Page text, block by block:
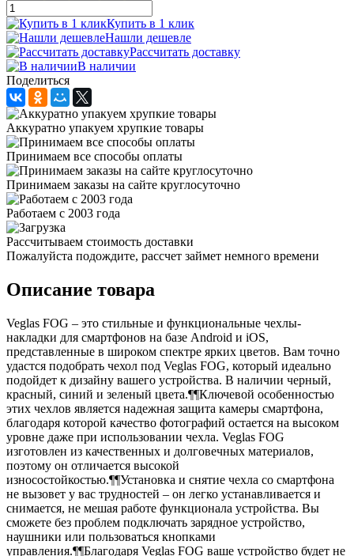
Купить в 1 клик
Нашли дешевле
Рассчитать доставку
В наличии
Поделиться
Аккуратно упакуем хрупкие товары
Принимаем все способы оплаты
Принимаем заказы на сайте круглосуточно
Работаем с 2003 года
Рассчитываем стоимость доставки
Пожалуйста подождите, рассчет займет немного времени
Описание товара
Veglas FOG – это стильные и функциональные чехлы-
накладки для смартфонов на базе Android и iOS,
представленные в широком спектре ярких цветов. Вам точно
удастся подобрать чехол под Veglas FOG, который идеально
подойдет к дизайну вашего устройства. В наличии черный,
красный, синий и зеленый цвета.¶¶Ключевой особенностью
этих чехлов является надежная защита камеры смартфона,
благодаря которой качество фотографий остается на высоком
уровне даже при использовании чехла. Veglas FOG
изготовлен из качественных и долговечных материалов,
поэтому он отличается высокой
износостойкостью.¶¶Установка и снятие чехла со смартфона
не вызовет у вас трудностей – он легко устанавливается и
снимается, не мешая работе функционала устройства. Вы
сможете без проблем подключать зарядное устройство,
наушники или пользоваться кнопками
управления.¶¶Благодаря Veglas FOG ваше устройство будет не